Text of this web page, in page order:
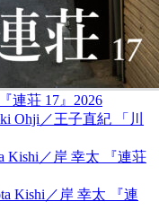
連荘 17』 2026
Ohji／王子直紀 「川
Kishi／岸 幸太 『連荘
Kishi／岸 幸太 『連